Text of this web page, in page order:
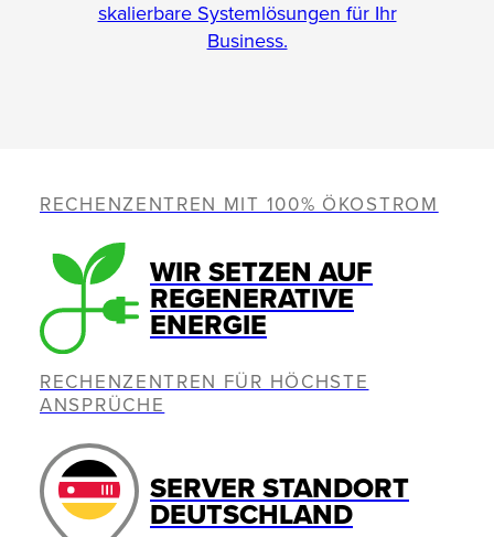
skalierbare Systemlösungen für Ihr
Business.
RECHENZENTREN MIT 100% ÖKOSTROM
WIR SETZEN AUF
REGENERATIVE
ENERGIE
RECHENZENTREN FÜR HÖCHSTE
ANSPRÜCHE
SERVER STANDORT
DEUTSCHLAND